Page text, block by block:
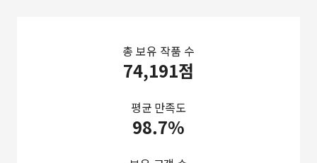
총 보유 작품 수
74,191점
평균 만족도
98.7%